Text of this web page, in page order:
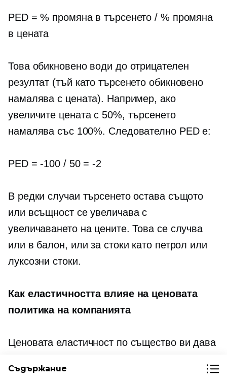
PED = % промяна в търсенето / % промяна
в цената
Това обикновено води до отрицателен
резултат (тъй като търсенето обикновено
намалява с цената). Например, ако
увеличите цената с 50%, търсенето
намалява със 100%. Следователно PED е:
PED =-100 / 50 =-2
В редки случаи търсенето остава същото
или всъщност се увеличава с
увеличаването на цените. Това се случва
или в балон, или за стоки като петрол или
луксозни стоки.
Как еластичността влияе на ценовата
политика на компанията
Ценовата еластичност по същество ви дава
увеличите цената си.
Съдържание